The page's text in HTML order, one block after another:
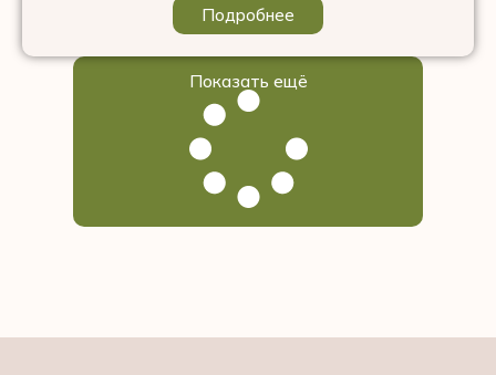
Подробнее
Показать ещё